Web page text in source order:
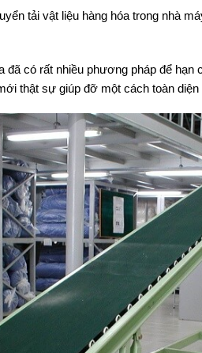
tải vật liệu hàng hóa trong nhà
đã có rất nhiều phương pháp để
thật sự giúp đỡ một cách toàn diện